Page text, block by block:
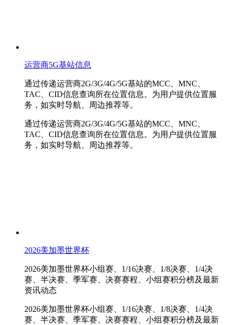
运营商5G基站信息
通过传递运营商2G/3G/4G/5G基站的MCC、MNC、
TAC、CID信息查询所在位置信息。为用户提供位置服
务，如实时导航、周边推荐等。
通过传递运营商2G/3G/4G/5G基站的MCC、MNC、
TAC、CID信息查询所在位置信息。为用户提供位置服
务，如实时导航、周边推荐等。
2026美加墨世界杯
2026美加墨世界杯小组赛、1/16决赛、1/8决赛、1/4决
赛、半决赛、季军赛、决赛赛程、小组赛积分榜及最新
资讯动态
2026美加墨世界杯小组赛、1/16决赛、1/8决赛、1/4决
赛、半决赛、季军赛、决赛赛程、小组赛积分榜及最新